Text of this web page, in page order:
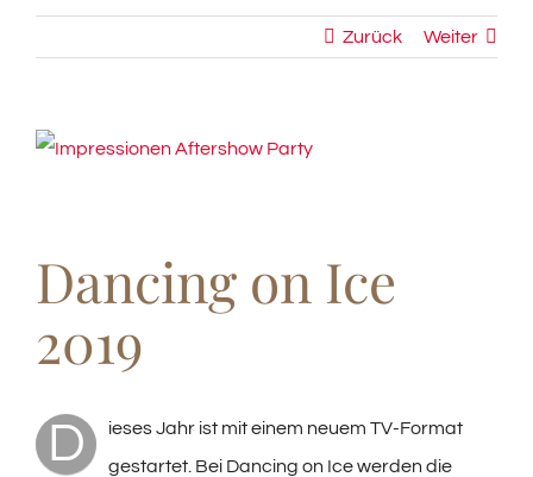
Zurück Weiter
View
Dancing on Ice
2019
D
ieses Jahr ist mit einem neuem TV-Format
gestartet. Bei Dancing on Ice werden die